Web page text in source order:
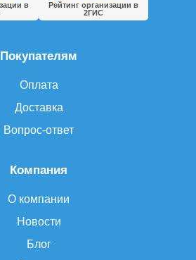
Компания
О компании
Новости
Блог
Покупателям
Оплата
Доставка
Вопрос-ответ
в
Рейтинг организации в
2ГИС